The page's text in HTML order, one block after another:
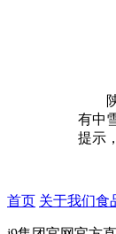
陕
有中
提示
首页 关于我们食